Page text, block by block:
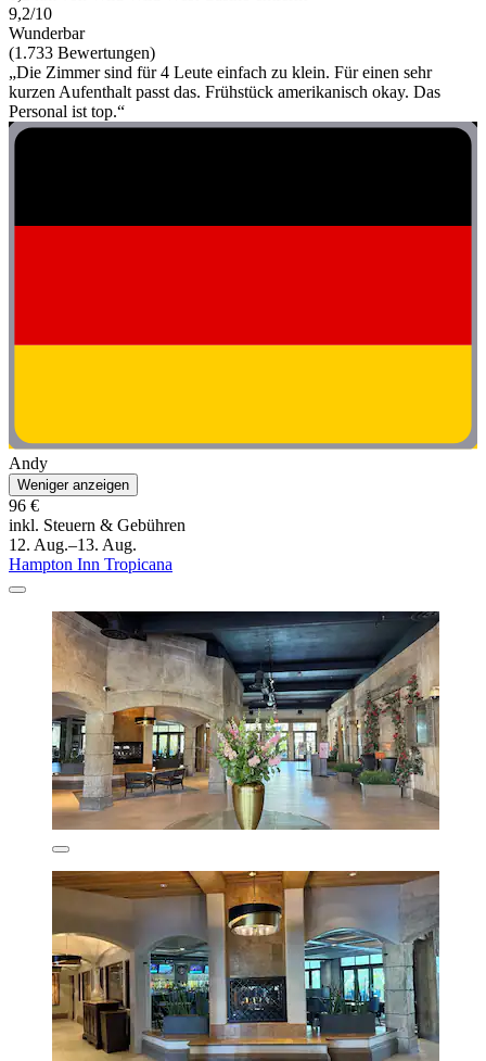
9,2/10
Wunderbar
(1.733 Bewertungen)
„Die Zimmer sind für 4 Leute einfach zu klein. Für einen sehr
kurzen Aufenthalt passt das. Frühstück amerikanisch okay. Das
Personal ist top.“
Andy
Weniger anzeigen
96 €
inkl. Steuern & Gebühren
12. Aug.–13. Aug.
Hampton Inn Tropicana